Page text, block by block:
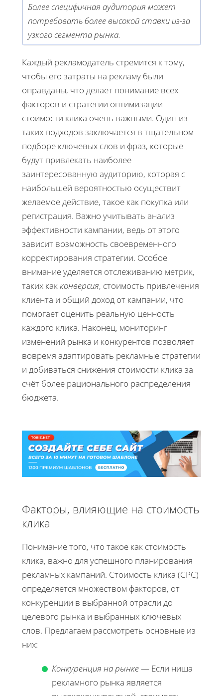
Более специфичная аудитория может
потребовать более высокой ставки из-за
узкого сегмента рынка.
Каждый рекламодатель стремится к тому,
чтобы его затраты на рекламу были
оправданы, что делает понимание всех
факторов и стратегии оптимизации
стоимости клика очень важными. Один из
таких подходов заключается в тщательном
подборе ключевых слов и фраз, которые
будут привлекать наиболее
заинтересованную аудиторию, которая с
наибольшей вероятностью осуществит
желаемое действие, такое как покупка или
регистрация. Важно учитывать анализ
эффективности кампании, ведь от этого
зависит возможность своевременного
корректирования стратегии. Особое
внимание уделяется отслеживанию метрик,
таких какконверсия, стоимость привлечения
клиента и общий доход от кампании, что
помогает оценить реальную ценность
каждого клика. Наконец, мониторинг
изменений рынка и конкурентов позволяет
вовремя адаптировать рекламные стратегии
и добиваться снижения стоимости клика за
счёт более рационального распределения
бюджета.
Факторы, влияющие на стоимость
клика
Понимание того, что такое как стоимость
клика, важно для успешного планирования
рекламных кампаний. Стоимость клика (CPC)
определяется множеством факторов, от
конкуренции в выбранной отрасли до
целевого рынка и выбранных ключевых
слов. Предлагаем рассмотреть основные из
них:
Конкуренция на рынке— Если ниша
рекламного рынка является